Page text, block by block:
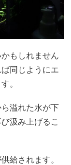
もしれません
同じようにエ
。
溢れた水が下
汲み上げるこ
給されます。